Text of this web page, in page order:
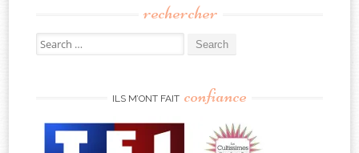
rechercher
Search
for:
ILS M’ONT FAIT confiance